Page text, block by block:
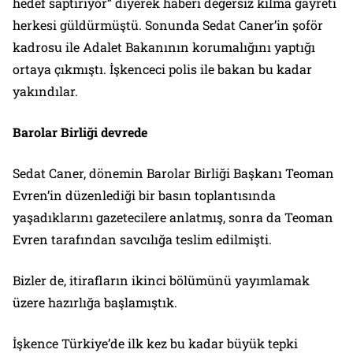
herkesi güldürmüştü. Sonunda Sedat Caner’in şoför
kadrosu ile Adalet Bakanının korumalığını yaptığı
ortaya çıkmıştı. İşkenceci polis ile bakan bu kadar
yakındılar.
Barolar Birliği devrede
Sedat Caner, dönemin Barolar Birliği Başkanı Teoman
Evren’in düzenlediği bir basın toplantısında
yaşadıklarını gazetecilere anlatmış, sonra da Teoman
Evren tarafından savcılığa teslim edilmişti.
Bizler de, itirafların ikinci bölümünü yayımlamak
üzere hazırlığa başlamıştık.
İşkence Türkiye’de ilk kez bu kadar büyük tepki